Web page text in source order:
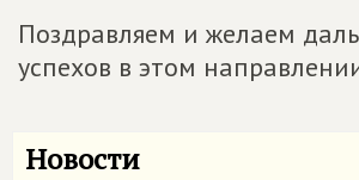
Поздравляем и желаем
успехов в этом
Новости